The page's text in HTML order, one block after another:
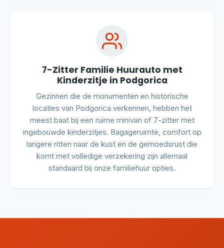
7-Zitter Familie Huurauto met
Kinderzitje in Podgorica
Gezinnen die de monumenten en historische
locaties van Podgorica verkennen, hebben het
meest baat bij een ruime minivan of 7-zitter met
ingebouwde kinderzitjes. Bagageruimte, comfort op
langere ritten naar de kust en de gemoedsrust die
komt met volledige verzekering zijn allemaal
standaard bij onze familiehuur opties.